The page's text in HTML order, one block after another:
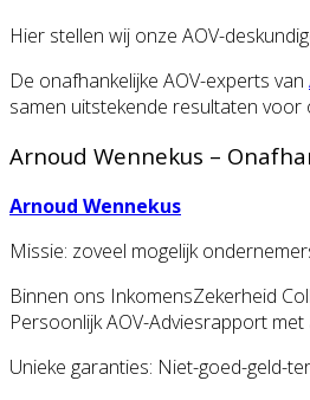
Hier stellen wij onze AOV-
De onafhankelijke AOV-experts van
samen uitstekende resultaten voor
Arnoud Wennekus –
Arnoud Wennekus
Missie: zoveel mogelijk
Binnen ons InkomensZekerheid
Persoonlijk AOV-Adviesrapport
Unieke garanties: Niet-goed-geld-